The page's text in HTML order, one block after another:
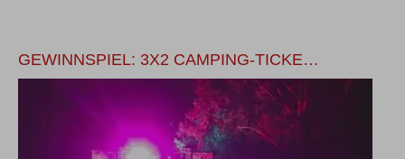
GEWINNSPIEL: 3X2 CAMPING-TICKE…